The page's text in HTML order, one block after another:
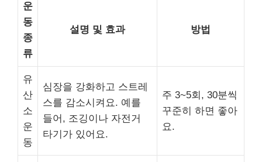
운
동
종
류
설명 및 효과 방법
유
산
소
운
동
심장을 강화하고 스트레
스를 감소시켜요. 예를
들어, 조깅이나 자전거
타기가 있어요.
주 3~5회, 30분씩
꾸준히 하면 좋아
요.